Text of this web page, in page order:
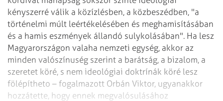
kényszerré válik a közízlésben, a közbeszédben, "a
történelmi múlt leértékelésében és meghamisításában
és a hamis eszmények állandó sulykolásában". Ha lesz
Magyarországon valaha nemzeti egység, akkor az
minden valószínuség szerint a barátság, a bizalom, a
szeretet köré, s nem ideológiai doktrínák köré lesz
fölépítheto – fogalmazott Orbán Viktor, ugyanakkor
hozzátette, hogy ennek megvalósulásához